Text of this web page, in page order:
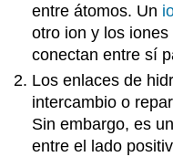
entre átomos. Un
otro ion y los
conectan entre sí
Los enlaces de
intercambio o
Sin embargo, es
entre el lado